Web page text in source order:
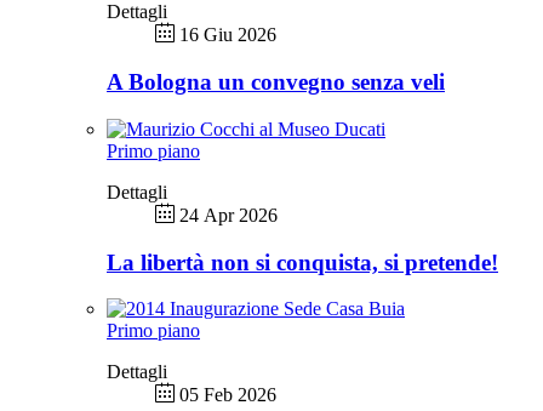
Dettagli
16 Giu 2026
A Bologna un convegno senza veli
Primo piano
Dettagli
24 Apr 2026
La libertà non si conquista, si pretende!
Primo piano
Dettagli
05 Feb 2026